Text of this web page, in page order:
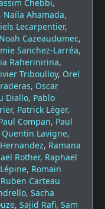
Chebbi,
, Naïla Ahamada,
Lecarpentier,
Noah Cazeaudumec,
Sanchez-Larréa,
Raherinirina,
Triboulloy, Orel
, Oscar
Diallo, Pablo
, Patrick Léger,
Compan, Paul
Quentin Lavigne,
, Ramana
Rother, Raphaël
, Romain
Ruben Carteau
, Sacha
, Sajid Rafi, Sam